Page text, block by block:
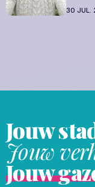
2026.
30 JUL.
Jouw
Jouw
Jouw